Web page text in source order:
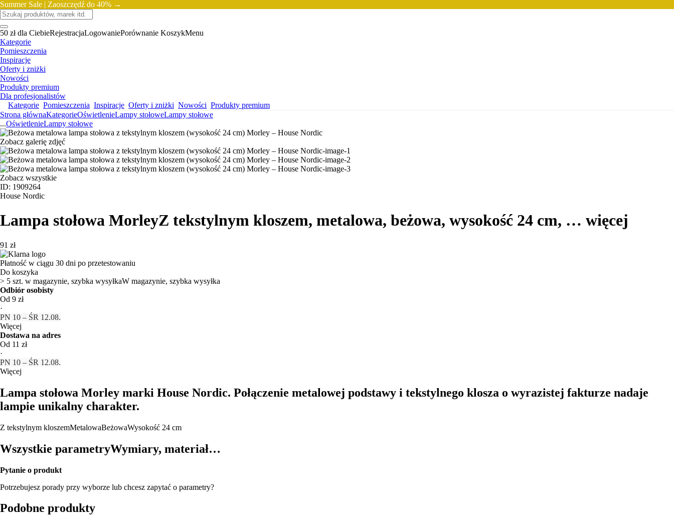
Summer Sale | Zaoszczędź do 40% →
50 zł dla CiebieRejestracjaLogowaniePorównanie KoszykMenu
Kategorie
Pomieszczenia
Inspiracje
Oferty i zniżki
Nowości
Produkty premium
Dla profesjonalistów
Kategorie Pomieszczenia Inspiracje Oferty i zniżki Nowości Produkty premium
Strona głównaKategorieOświetlenieLampy stołoweLampy stołowe
...OświetlenieLampy stołowe
Zobacz galerię zdjęć
Zobacz wszystkie
ID: 1909264
House Nordic
Lampa stołowa MorleyZ tekstylnym kloszem, metalowa, beżowa, wysokość 24 cm, … więcej
91 zł
Płatność w ciągu 30 dni po przetestowaniu
Do koszyka
> 5 szt. w magazynie, szybka wysyłkaW magazynie, szybka wysyłka
Odbiór osobisty
Od 9 zł
·
PN 10 – ŚR 12.08.
Więcej
Dostawa na adres
Od 11 zł
·
PN 10 – ŚR 12.08.
Więcej
Lampa stołowa Morley marki House Nordic. Połączenie metalowej podstawy i tekstylnego klosza o wyrazistej fakturze nadaje
lampie unikalny charakter.
Z tekstylnym kloszemMetalowaBeżowaWysokość 24 cm
Wszystkie parametryWymiary, materiał…
Pytanie o produkt
Potrzebujesz porady przy wyborze lub chcesz zapytać o parametry?
Podobne produkty